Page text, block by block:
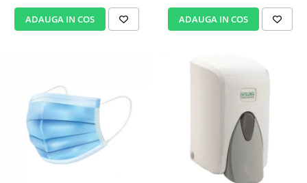
ADAUGA IN COS ADAUGA IN COS